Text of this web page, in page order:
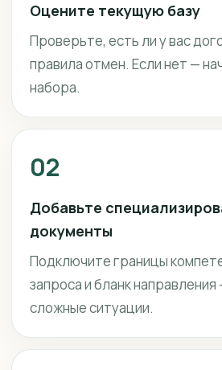
Оцените текущую базу
Проверьте, есть ли у вас
правила отмен. Если нет —
набора.
02
Добавьте
документы
Подключите границы
запроса и бланк
сложные ситуации.